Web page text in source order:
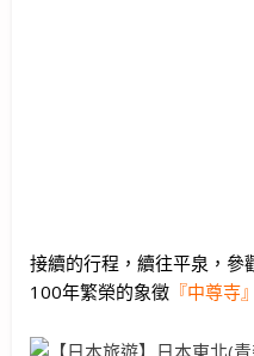
接續的行程，續往平泉，參
100年繁榮的象徵 『中尊寺』